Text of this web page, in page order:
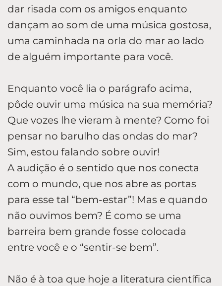
dar risada com os amigos enquanto
dançam ao som de uma música gostosa,
uma caminhada na orla do mar ao lado
de alguém importante para você.
Enquanto você lia o parágrafo acima,
pôde ouvir uma música na sua memória?
Que vozes lhe vieram à mente? Como foi
pensar no barulho das ondas do mar?
Sim, estou falando sobre ouvir!
A audição é o sentido que nos conecta
com o mundo, que nos abre as portas
para esse tal “bem-estar”! Mas e quando
não ouvimos bem? É como se uma
barreira bem grande fosse colocada
entre você e o “sentir-se bem”.
Não é à toa que hoje a literatura científica